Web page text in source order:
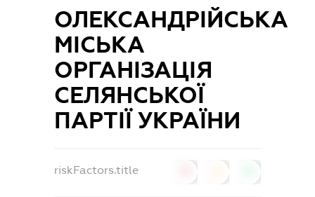
ОЛЕКСАНДРІЙСЬКА
МІСЬКА
ОРГАНІЗАЦІЯ
СЕЛЯНСЬКОЇ
ПАРТІЇ УКРАЇНИ
riskFactors.title